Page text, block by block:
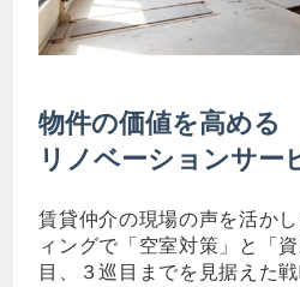
物件の価値を高める
リノベーションサー
賃貸仲介の現場の声を活か
ィングで「空室対策」と「
目、３巡目までを見据えた